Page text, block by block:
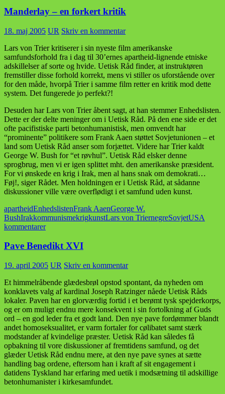
Manderlay – en forkert kritik
18. maj 2005 UR Skriv en kommentar
Lars von Trier kritiserer i sin nyeste film amerikanske
samfundsforhold fra i dag til 30’ernes apartheid-lignende etniske
adskillelser af sorte og hvide. Uetisk Råd finder, at instruktøren
fremstiller disse forhold korrekt, mens vi stiller os uforstående over
for den måde, hvorpå Trier i samme film retter en kritik mod dette
system. Det fungerede jo perfekt?!
Desuden har Lars von Trier åbent sagt, at han stemmer Enhedslisten.
Dette er der delte meninger om i Uetisk Råd. På den ene side er det
ofte pacifistiske parti betonhumanistisk, men omvendt har
“prominente” politikere som Frank Aaen støttet Sovjetunionen – et
land som Uetisk Råd anser som forjættet. Videre har Trier kaldt
George W. Bush for “et røvhul”. Uetisk Råd elsker denne
sprogbrug, men vi er igen splittet mht. den amerikanske præsident.
For vi ønskede en krig i Irak, men al hans snak om demokrati…
Føj!, siger Rådet. Men holdningen er i Uetisk Råd, at sådanne
diskussioner ville være overflødigt i et samfund uden kunst.
apartheidEnhedslistenFrank AaenGeorge W.
BushIrakkommunismekrigkunstLars von TriernegreSovjetUSA
kommentarer
Pave Benedikt XVI
19. april 2005 UR Skriv en kommentar
Et himmelråbende glædesbrøl opstod spontant, da nyheden om
konklavets valg af kardinal Joseph Ratzinger nåede Uetisk Råds
lokaler. Paven har en glorværdig fortid i et berømt tysk spejderkorps,
og er om muligt endnu mere konsekvent i sin fortolkning af Guds
ord – en god leder fra et godt land. Den nye pave fordømmer blandt
andet homoseksualitet, er varm fortaler for cølibatet samt stærk
modstander af kvindelige præster. Uetisk Råd kan således få
opbakning til vore diskussioner af fremtidens samfund, og det
glæder Uetisk Råd endnu mere, at den nye pave synes at sætte
handling bag ordene, eftersom han i kraft af sit engagement i
datidens Tyskland har erfaring med uetik i modsætning til adskillige
betonhumanister i kirkesamfundet.